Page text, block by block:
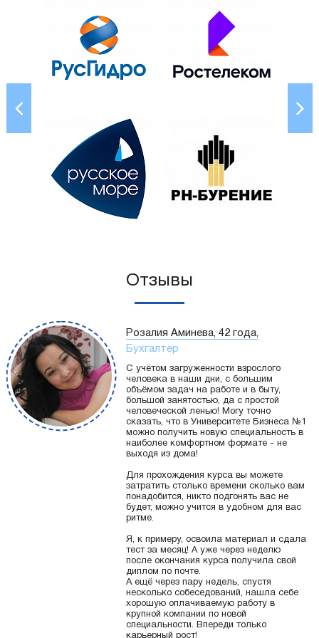
Отзывы
Розалия Аминева, 42 года,
Бухгалтер
С учётом загруженности взрослого
человека в наши дни, с большим
объёмом задач на работе и в быту,
большой занятостью, да с простой
человеческой ленью! Могу точно
сказать, что в Университете Бизнеса №1
можно получить новую специальность в
наиболее комфортном формате - не
выходя из дома!
Для прохождения курса вы можете
затратить столько времени сколько вам
понадобится, никто подгонять вас не
будет, можно учится в удобном для вас
ритме.
Я, к примеру, освоила материал и сдала
тест за месяц! А уже через неделю
после окончания курса получила свой
диплом по почте.
А ещё через пару недель, спустя
несколько собеседований, нашла себе
хорошую оплачиваемую работу в
крупной компании по новой
специальности. Впереди только
карьерный рост!